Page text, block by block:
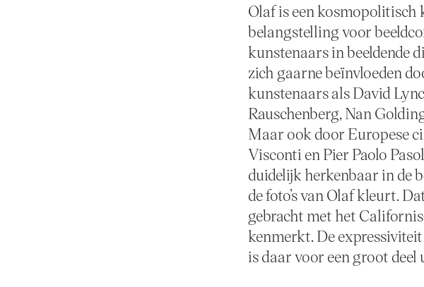
Olaf is een kosmopolitisch
belangstelling voor
kunstenaars in beeldende
zich gaarne beïnvloeden
kunstenaars als David
Rauschenberg, Nan
Maar ook door Europese
Visconti en Pier Paolo
duidelijk herkenbaar in de
de foto’s van Olaf kleurt.
gebracht met het
kenmerkt. De expressiviteit
is daar voor een groot